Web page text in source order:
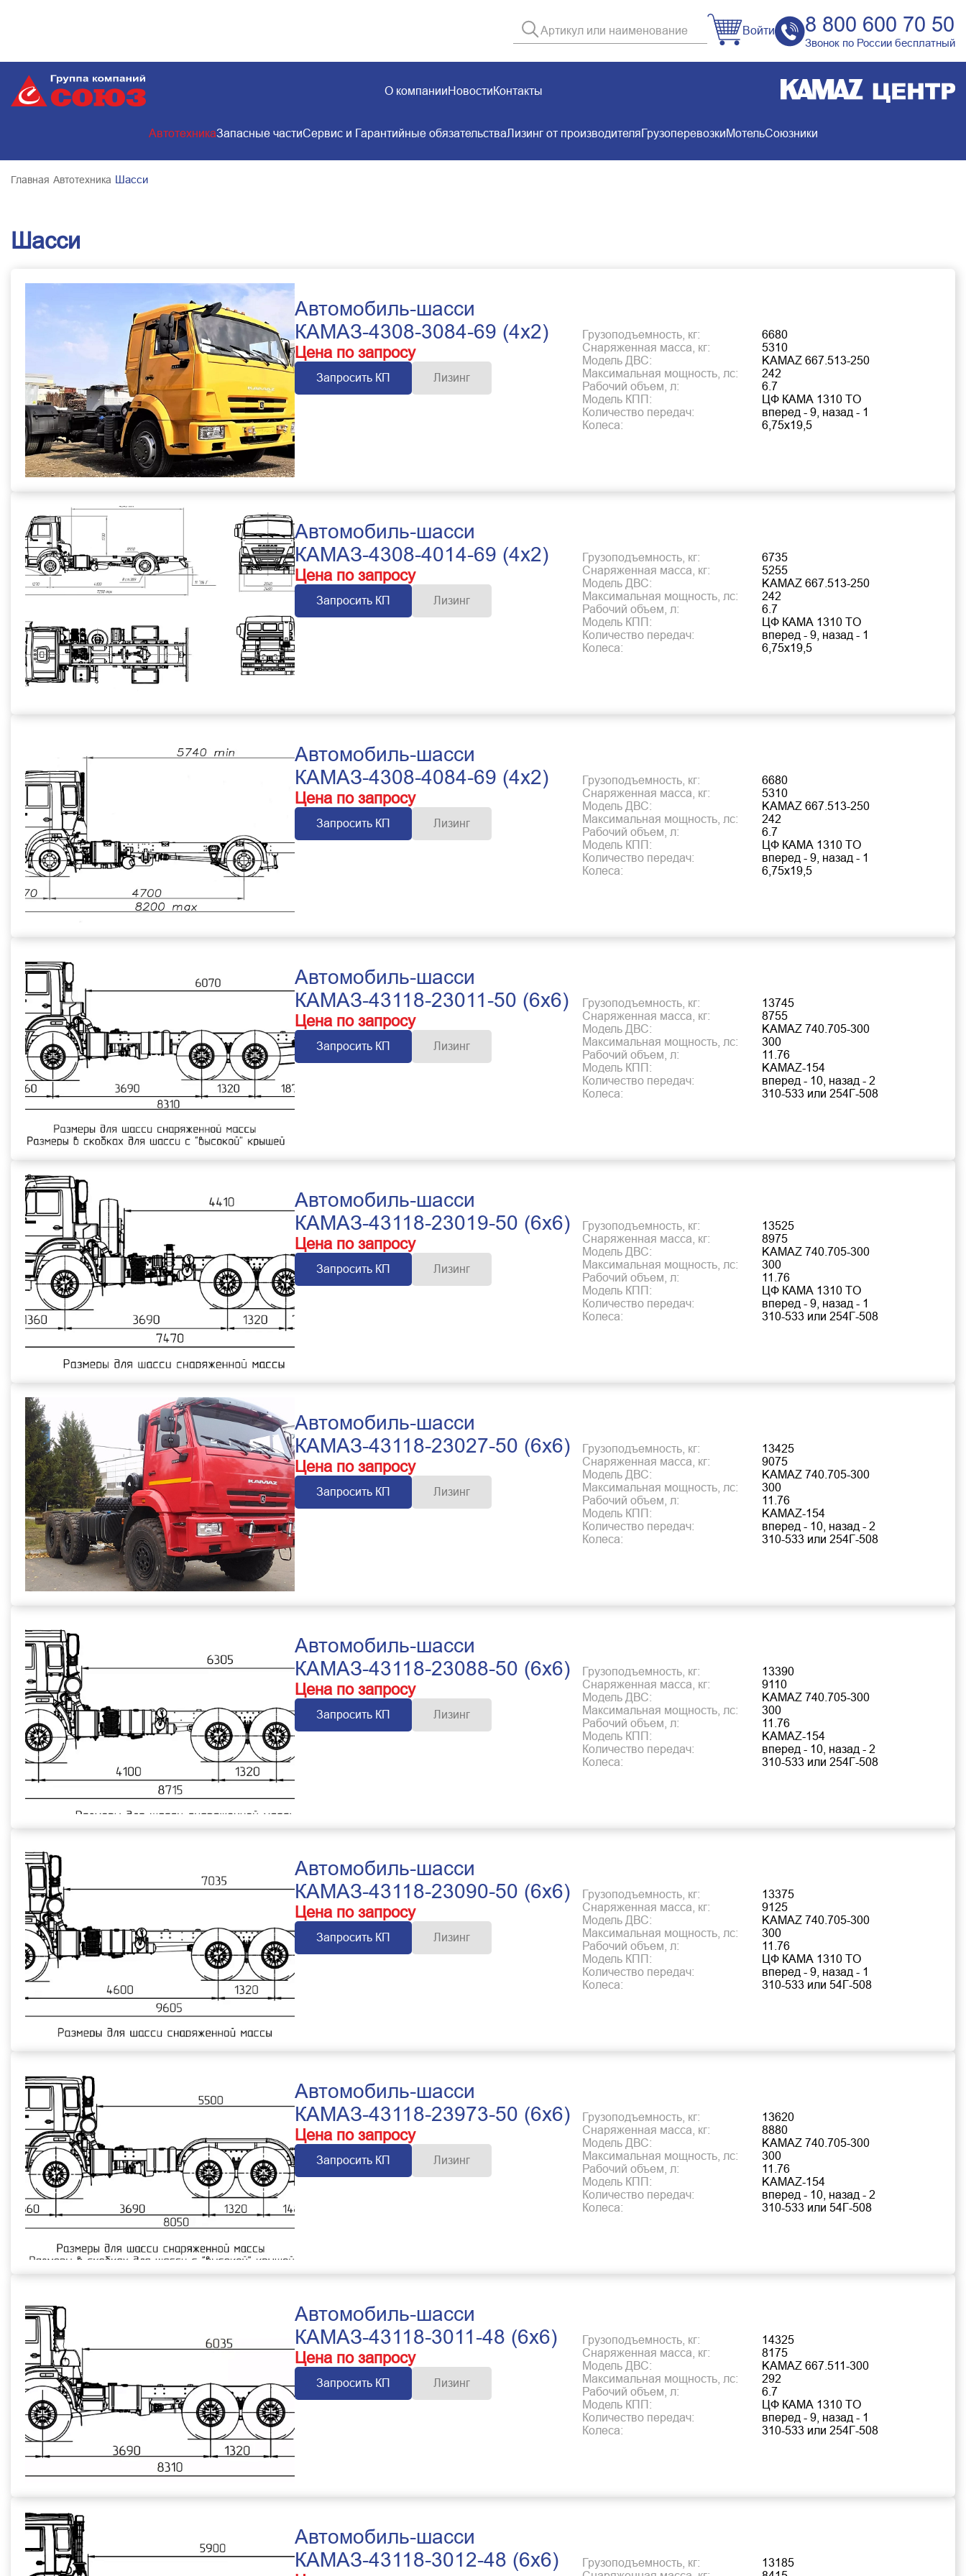
Войти 8 800 600 70 50
Звонок по России бесплатный
О компанииНовостиКонтакты
АвтотехникаЗапасные частиСервис и Гарантийные обязательстваЛизинг от производителяГрузоперевозкиМотельСоюзники
Главная Автотехника Шасси
Шасси
Автомобиль-шасси
КАМАЗ-4308-3084-69 (4x2)
Цена по запросу
Запросить КП Лизинг
Грузоподъемность, кг:
6680
Снаряженная масса, кг:
5310
Модель ДВС:
KAMAZ 667.513-250
Максимальная мощность, лс:
242
Рабочий объем, л:
6.7
Модель КПП:
ЦФ КАМА 1310 TO
Количество передач:
вперед - 9, назад - 1
Колеса:
6,75х19,5
Автомобиль-шасси
КАМАЗ-4308-4014-69 (4x2)
Цена по запросу
Запросить КП Лизинг
Грузоподъемность, кг:
6735
Снаряженная масса, кг:
5255
Модель ДВС:
KAMAZ 667.513-250
Максимальная мощность, лс:
242
Рабочий объем, л:
6.7
Модель КПП:
ЦФ КАМА 1310 TO
Количество передач:
вперед - 9, назад - 1
Колеса:
6,75х19,5
Автомобиль-шасси
КАМАЗ-4308-4084-69 (4x2)
Цена по запросу
Запросить КП Лизинг
Грузоподъемность, кг:
6680
Снаряженная масса, кг:
5310
Модель ДВС:
KAMAZ 667.513-250
Максимальная мощность, лс:
242
Рабочий объем, л:
6.7
Модель КПП:
ЦФ КАМА 1310 TO
Количество передач:
вперед - 9, назад - 1
Колеса:
6,75х19,5
Автомобиль-шасси
КАМАЗ-43118-23011-50 (6x6)
Цена по запросу
Запросить КП Лизинг
Грузоподъемность, кг:
13745
Снаряженная масса, кг:
8755
Модель ДВС:
KAMAZ 740.705-300
Максимальная мощность, лс:
300
Рабочий объем, л:
11.76
Модель КПП:
KAMAZ-154
Количество передач:
вперед - 10, назад - 2
Колеса:
310-533 или 254Г-508
Автомобиль-шасси
КАМАЗ-43118-23019-50 (6x6)
Цена по запросу
Запросить КП Лизинг
Грузоподъемность, кг:
13525
Снаряженная масса, кг:
8975
Модель ДВС:
KAMAZ 740.705-300
Максимальная мощность, лс:
300
Рабочий объем, л:
11.76
Модель КПП:
ЦФ КАМА 1310 TO
Количество передач:
вперед - 9, назад - 1
Колеса:
310-533 или 254Г-508
Автомобиль-шасси
КАМАЗ-43118-23027-50 (6x6)
Цена по запросу
Запросить КП Лизинг
Грузоподъемность, кг:
13425
Снаряженная масса, кг:
9075
Модель ДВС:
KAMAZ 740.705-300
Максимальная мощность, лс:
300
Рабочий объем, л:
11.76
Модель КПП:
KAMAZ-154
Количество передач:
вперед - 10, назад - 2
Колеса:
310-533 или 254Г-508
Автомобиль-шасси
КАМАЗ-43118-23088-50 (6x6)
Цена по запросу
Запросить КП Лизинг
Грузоподъемность, кг:
13390
Снаряженная масса, кг:
9110
Модель ДВС:
KAMAZ 740.705-300
Максимальная мощность, лс:
300
Рабочий объем, л:
11.76
Модель КПП:
KAMAZ-154
Количество передач:
вперед - 10, назад - 2
Колеса:
310-533 или 254Г-508
Автомобиль-шасси
КАМАЗ-43118-23090-50 (6x6)
Цена по запросу
Запросить КП Лизинг
Грузоподъемность, кг:
13375
Снаряженная масса, кг:
9125
Модель ДВС:
KAMAZ 740.705-300
Максимальная мощность, лс:
300
Рабочий объем, л:
11.76
Модель КПП:
ЦФ КАМА 1310 TO
Количество передач:
вперед - 9, назад - 1
Колеса:
310-533 или 54Г-508
Автомобиль-шасси
КАМАЗ-43118-23973-50 (6x6)
Цена по запросу
Запросить КП Лизинг
Грузоподъемность, кг:
13620
Снаряженная масса, кг:
8880
Модель ДВС:
KAMAZ 740.705-300
Максимальная мощность, лс:
300
Рабочий объем, л:
11.76
Модель КПП:
KAMAZ-154
Количество передач:
вперед - 10, назад - 2
Колеса:
310-533 или 54Г-508
Автомобиль-шасси
КАМАЗ-43118-3011-48 (6x6)
Цена по запросу
Запросить КП Лизинг
Грузоподъемность, кг:
14325
Снаряженная масса, кг:
8175
Модель ДВС:
KAMAZ 667.511-300
Максимальная мощность, лс:
292
Рабочий объем, л:
6.7
Модель КПП:
ЦФ КАМА 1310 TO
Количество передач:
вперед - 9, назад - 1
Колеса:
310-533 или 254Г-508
Автомобиль-шасси
КАМАЗ-43118-3012-48 (6x6)
Грузоподъемность, кг:
13185